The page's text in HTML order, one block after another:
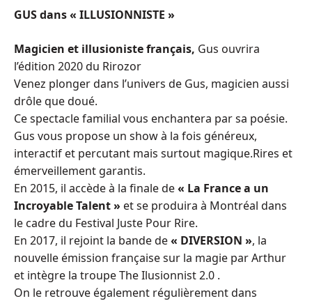
GUS dans « ILLUSIONNISTE »
Magicien et illusioniste français, Gus ouvrira
l’édition 2020 du Rirozor
Venez plonger dans l’univers de Gus, magicien aussi
drôle que doué.
Ce spectacle familial vous enchantera par sa poésie.
Gus vous propose un show à la fois généreux,
interactif et percutant mais surtout magique.Rires et
émerveillement garantis.
En 2015, il accède à la finale de« La France a un
Incroyable Talent » et se produira à Montréal dans
le cadre du Festival Juste Pour Rire.
En 2017, il rejoint la bande de« DIVERSION », la
nouvelle émission française sur la magie par Arthur
et intègre la troupe The Ilusionnist 2.0 .
On le retrouve également régulièrement dans